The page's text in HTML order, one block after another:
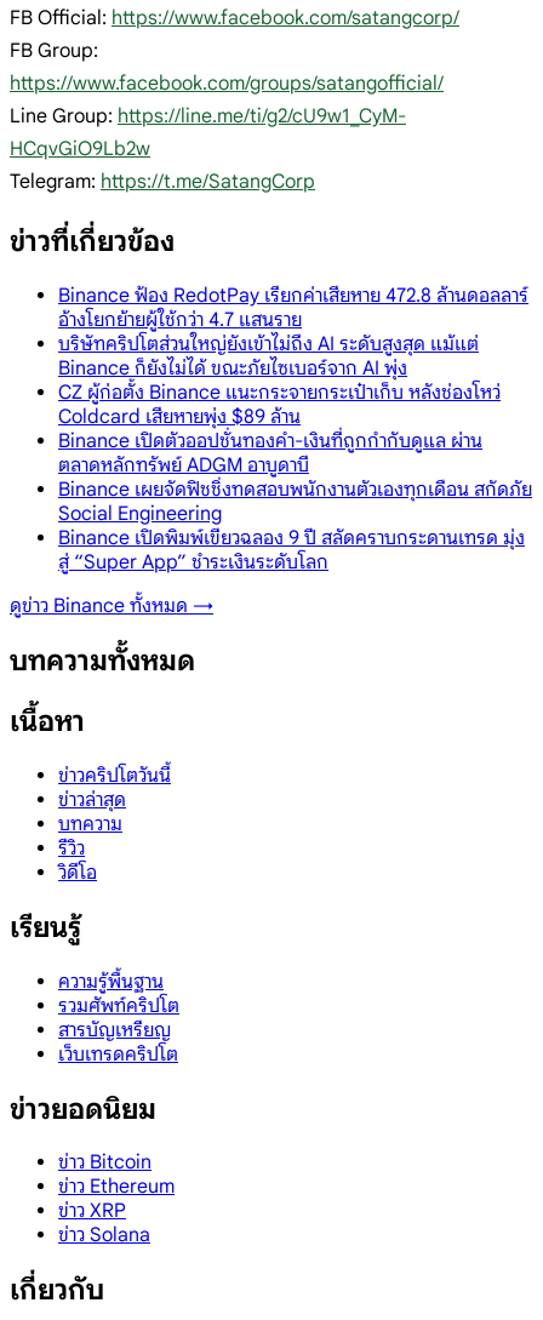
FB Official: https://www.facebook.com/satangcorp/
FB Group:
https://www.facebook.com/groups/satangofficial/
Line Group: https://line.me/ti/g2/cU9w1_CyM-
HCqvGiO9Lb2w
Telegram: https://t.me/SatangCorp
ข่าวที่เกี่ยวข้อง
Binance ฟ้อง RedotPay เรียกค่าเสียหาย 472.8 ล้านดอลลาร์
อ้างโยกย้ายผู้ใช้กว่า 4.7 แสนราย
บริษัทคริปโตส่วนใหญ่ยังเข้าไม่ถึง AI ระดับสูงสุด แม้แต่
Binance ก็ยังไม่ได้ ขณะภัยไซเบอร์จาก AI พุ่ง
CZ ผู้ก่อตั้ง Binance แนะกระจายกระเป๋าเก็บ หลังช่องโหว่
Coldcard เสียหายพุ่ง $89 ล้าน
Binance เปิดตัวออปชั่นทองคำ-เงินที่ถูกกำกับดูแล ผ่าน
ตลาดหลักทรัพย์ ADGM อาบูดาบี
Binance เผยจัดฟิชชิ่งทดสอบพนักงานตัวเองทุกเดือน สกัดภัย
Social Engineering
Binance เปิดพิมพ์เขียวฉลอง 9 ปี สลัดคราบกระดานเทรด มุ่ง
สู่ “Super App” ชำระเงินระดับโลก
ดูข่าว Binance ทั้งหมด →
บทความทั้งหมด
เนื้อหา
ข่าวคริปโตวันนี้
ข่าวล่าสุด
บทความ
รีวิว
วิดีโอ
เรียนรู้
ความรู้พื้นฐาน
รวมศัพท์คริปโต
สารบัญเหรียญ
เว็บเทรดคริปโต
ข่าวยอดนิยม
ข่าว Bitcoin
ข่าว Ethereum
ข่าว XRP
ข่าว Solana
เกี่ยวกับ